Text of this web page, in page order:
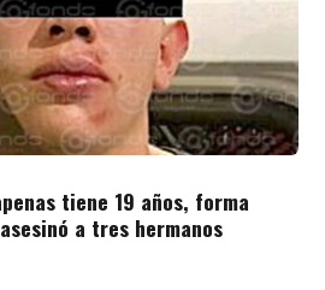
tiene 19 años, forma
a tres hermanos